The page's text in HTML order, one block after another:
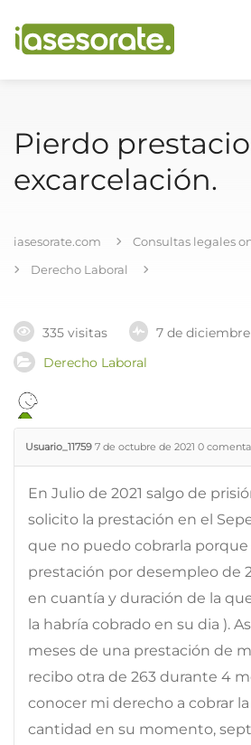
Pierdo
excarcelación.
iasesorate.com
Consultas legales
Derecho Laboral
335 visitas
7 de
Derecho Laboral
Usuario_11759 7 de octubre de 2021 0
En Julio de 2021 salgo de
solicito la prestación en el
que no puedo cobrarla
prestación por desempleo de
en cuantía y duración de la
la habría cobrado en su dia ).
meses de una prestación de
recibo otra de 263 durante 4
conocer mi derecho a cobrar
cantidad en su momento,